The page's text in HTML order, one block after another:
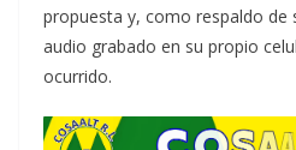
propuesta y, como respaldo de
audio grabado en su propio
ocurrido.